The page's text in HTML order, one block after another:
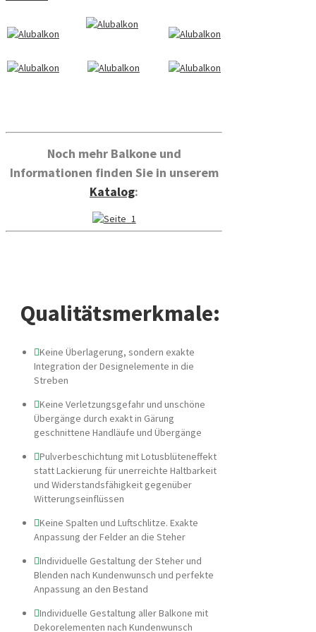
Noch mehr Balkone und
Informationen finden Sie in unserem
Katalog:
Qualitätsmerkmale:
Keine Überlagerung, sondern exakte
Integration der Designelemente in die
Streben
Keine Verletzungsgefahr und unschöne
Übergänge durch exakt in Gärung
geschnittene Handläufe und Übergänge
Pulverbeschichtung mit Lotusblüteneffekt
statt Lackierung für unerreichte Haltbarkeit
und Widerstandsfähigkeit gegenüber
Witterungseinflüssen
Keine Spalten und Luftschlitze. Exakte
Anpassung der Felder an die Steher
Individuelle Gestaltung der Steher und
Blenden nach Kundenwunsch und perfekte
Anpassung an den Bestand
Individuelle Gestaltung aller Balkone mit
Dekorelementen nach Kundenwunsch